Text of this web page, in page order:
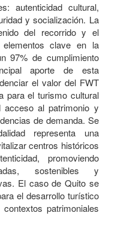
autenticidad cultural,
y socialización. La
del recorrido y el
clave en la
97% de cumplimiento
aporte de esta
el valor del FWT
para el turismo cultural
acceso al patrimonio y
de demanda. Se
representa una
centros históricos
promoviendo
sostenibles y
El caso de Quito se
el desarrollo turístico
patrimoniales